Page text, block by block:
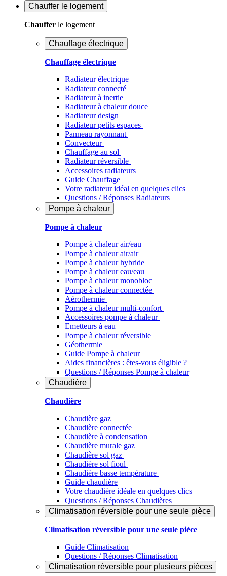
Chauffer le logement
Chauffer le logement
Chauffage électrique
Chauffage électrique
Radiateur électrique
Radiateur connecté
Radiateur à inertie
Radiateur à chaleur douce
Radiateur design
Radiateur petits espaces
Panneau rayonnant
Convecteur
Chauffage au sol
Radiateur réversible
Accessoires radiateurs
Guide Chauffage
Votre radiateur idéal en quelques clics
Questions / Réponses Radiateurs
Pompe à chaleur
Pompe à chaleur
Pompe à chaleur air/eau
Pompe à chaleur air/air
Pompe à chaleur hybride
Pompe à chaleur​ eau/eau
Pompe à chaleur monobloc
Pompe à chaleur connectée
Aérothermie
Pompe à chaleur multi-confort
Accessoires pompe à chaleur
Emetteurs à eau
Pompe à chaleur réversible
Géothermie
Guide Pompe à chaleur
Aides financières : êtes-vous éligible ?
Questions / Réponses Pompe à chaleur
Chaudière
Chaudière
Chaudière gaz
Chaudière connectée
Chaudière à condensation
Chaudière murale gaz
Chaudière sol gaz
Chaudière sol fioul
Chaudière basse température
Guide chaudière
Votre chaudière idéale en quelques clics
Questions / Réponses Chaudières
Climatisation réversible pour une seule pièce
Climatisation réversible pour une seule pièce
Guide Climatisation
Questions / Réponses Climatisation
Climatisation réversible pour plusieurs pièces